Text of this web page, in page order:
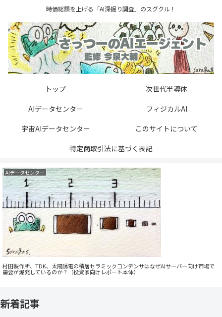
時価総額を上げる「AI深掘り調査」のスグクル！
トップ
次世代半導体
AIデータセンター
フィジカルAI
宇宙AIデータセンター
このサイトについて
特定商取引法に基づく表記
AIデータセンター
村田製作所、TDK、太陽誘電の積層セラミックコンデンサはなぜAIサーバー向け市場で
需要が爆発しているのか？（投資家向けレポート本体）
新着記事